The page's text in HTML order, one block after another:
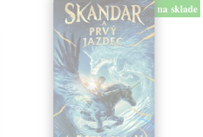
na sklade